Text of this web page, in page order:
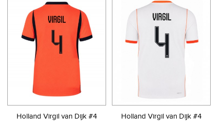
Holland Virgil van Dijk #4 Holland Virgil van Dijk #4